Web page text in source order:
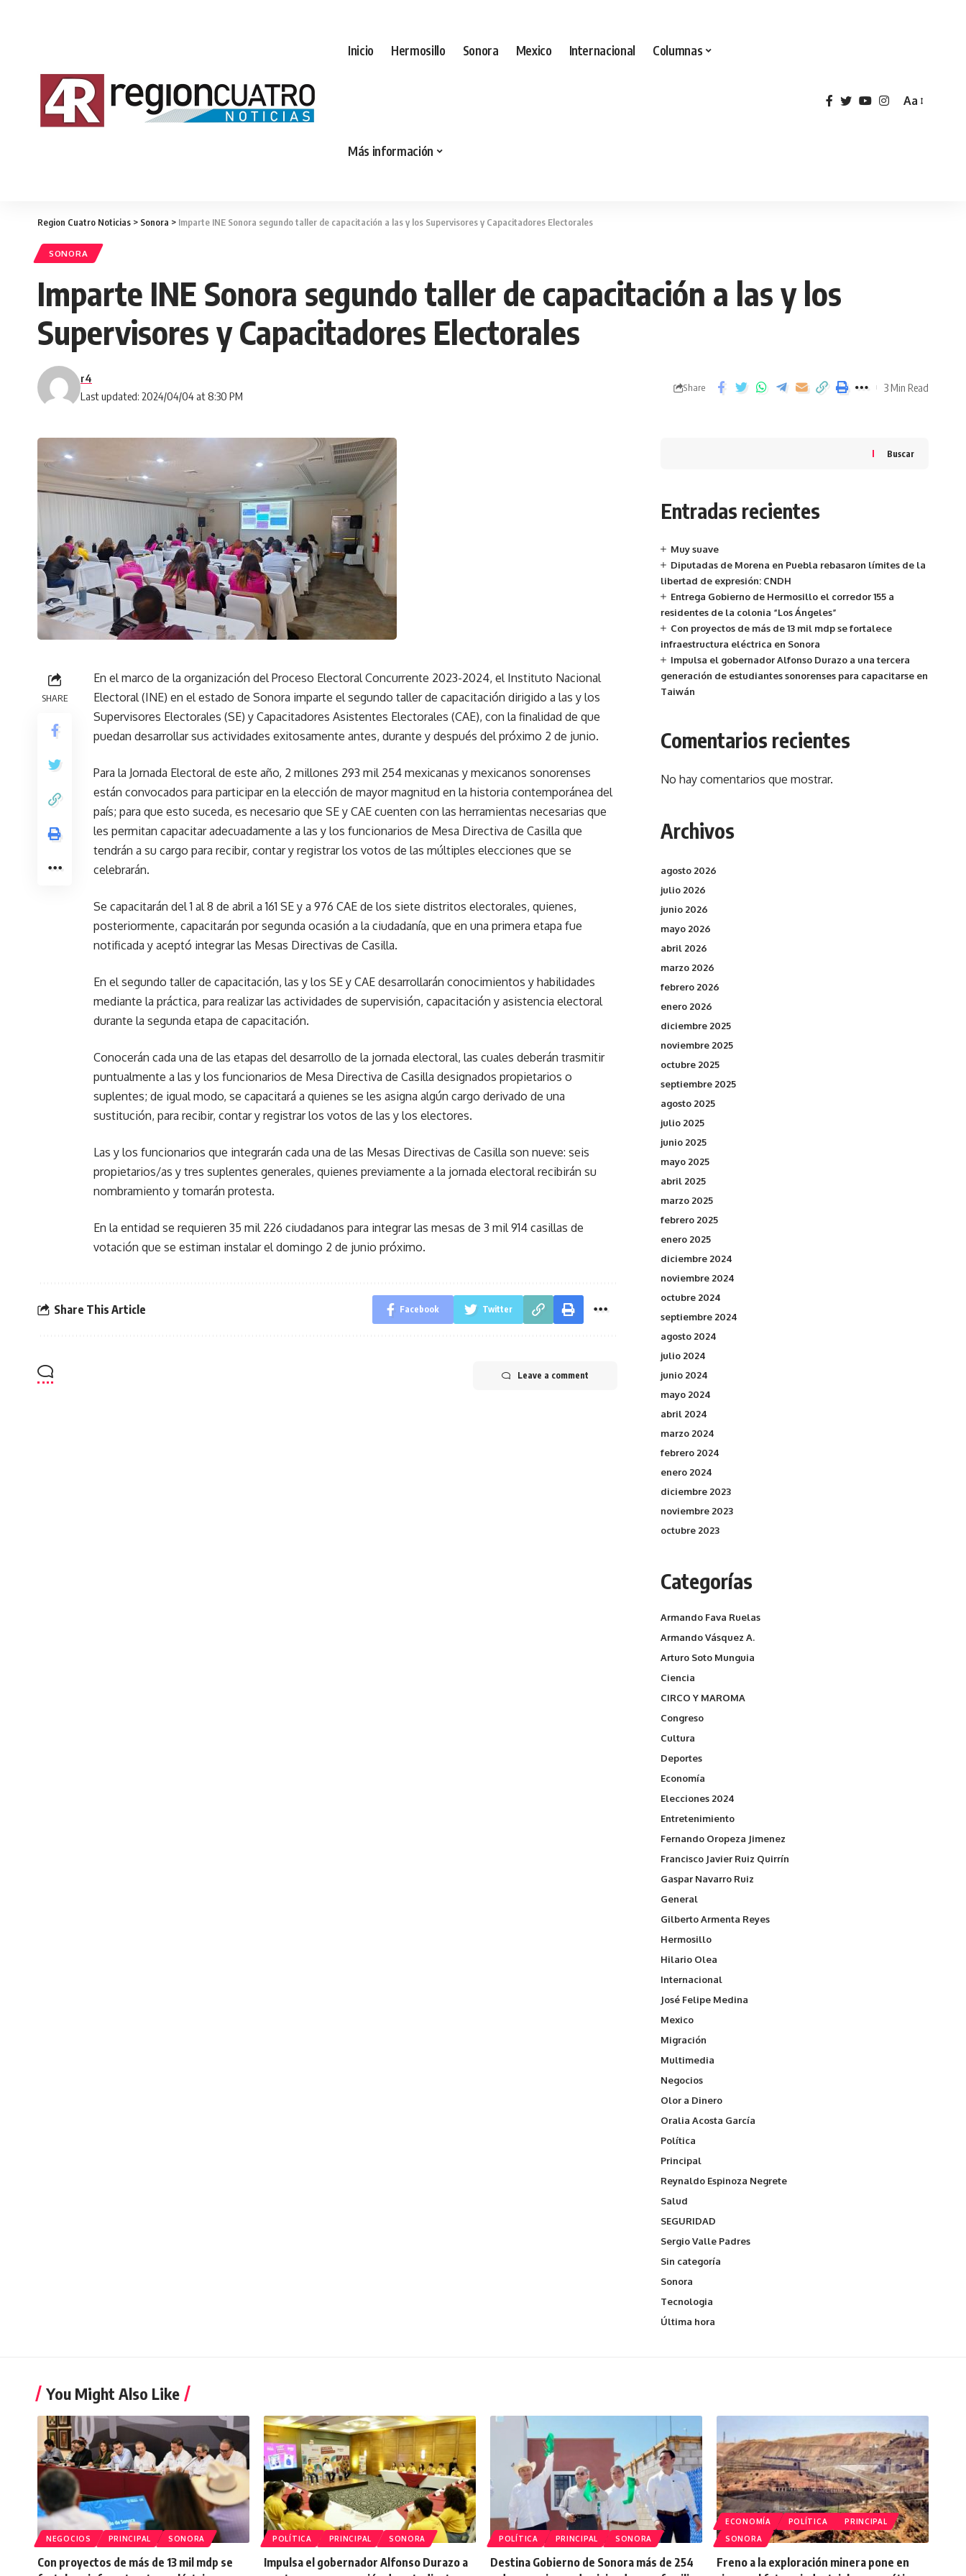
Inicio Hermosillo Sonora Mexico Internacional Columnas
Más información
Aa
Region Cuatro Noticias > Sonora > Imparte INE Sonora segundo taller de capacitación a las y los Supervisores y Capacitadores Electorales
SONORA
Imparte INE Sonora segundo taller de capacitación a las y los
Supervisores y Capacitadores Electorales
Last updated: 2024/04/04 at 8:30 PM
r4
Share 3 Min Read
SHARE
En el marco de la organización del Proceso Electoral Concurrente 2023-2024, el Instituto Nacional
Electoral (INE) en el estado de Sonora imparte el segundo taller de capacitación dirigido a las y los
Supervisores Electorales (SE) y Capacitadores Asistentes Electorales (CAE), con la finalidad de que
puedan desarrollar sus actividades exitosamente antes, durante y después del próximo 2 de junio.
Para la Jornada Electoral de este año, 2 millones 293 mil 254 mexicanas y mexicanos sonorenses
están convocados para participar en la elección de mayor magnitud en la historia contemporánea del
país; para que esto suceda, es necesario que SE y CAE cuenten con las herramientas necesarias que
les permitan capacitar adecuadamente a las y los funcionarios de Mesa Directiva de Casilla que
tendrán a su cargo para recibir, contar y registrar los votos de las múltiples elecciones que se
celebrarán.
Se capacitarán del 1 al 8 de abril a 161 SE y a 976 CAE de los siete distritos electorales, quienes,
posteriormente, capacitarán por segunda ocasión a la ciudadanía, que en una primera etapa fue
notificada y aceptó integrar las Mesas Directivas de Casilla.
En el segundo taller de capacitación, las y los SE y CAE desarrollarán conocimientos y habilidades
mediante la práctica, para realizar las actividades de supervisión, capacitación y asistencia electoral
durante la segunda etapa de capacitación.
Conocerán cada una de las etapas del desarrollo de la jornada electoral, las cuales deberán trasmitir
puntualmente a las y los funcionarios de Mesa Directiva de Casilla designados propietarios o
suplentes; de igual modo, se capacitará a quienes se les asigna algún cargo derivado de una
sustitución, para recibir, contar y registrar los votos de las y los electores.
Las y los funcionarios que integrarán cada una de las Mesas Directivas de Casilla son nueve: seis
propietarios/as y tres suplentes generales, quienes previamente a la jornada electoral recibirán su
nombramiento y tomarán protesta.
En la entidad se requieren 35 mil 226 ciudadanos para integrar las mesas de 3 mil 914 casillas de
votación que se estiman instalar el domingo 2 de junio próximo.
Share This Article Facebook Twitter
Leave a comment
Buscar
Entradas recientes
Muy suave
Diputadas de Morena en Puebla rebasaron límites de la
libertad de expresión: CNDH
Entrega Gobierno de Hermosillo el corredor 155 a
residentes de la colonia “Los Ángeles”
Con proyectos de más de 13 mil mdp se fortalece
infraestructura eléctrica en Sonora
Impulsa el gobernador Alfonso Durazo a una tercera
generación de estudiantes sonorenses para capacitarse en
Taiwán
Comentarios recientes
No hay comentarios que mostrar.
Archivos
agosto 2026
julio 2026
junio 2026
mayo 2026
abril 2026
marzo 2026
febrero 2026
enero 2026
diciembre 2025
noviembre 2025
octubre 2025
septiembre 2025
agosto 2025
julio 2025
junio 2025
mayo 2025
abril 2025
marzo 2025
febrero 2025
enero 2025
diciembre 2024
noviembre 2024
octubre 2024
septiembre 2024
agosto 2024
julio 2024
junio 2024
mayo 2024
abril 2024
marzo 2024
febrero 2024
enero 2024
diciembre 2023
noviembre 2023
octubre 2023
Categorías
Armando Fava Ruelas
Armando Vásquez A.
Arturo Soto Munguia
Ciencia
CIRCO Y MAROMA
Congreso
Cultura
Deportes
Economía
Elecciones 2024
Entretenimiento
Fernando Oropeza Jimenez
Francisco Javier Ruiz Quirrín
Gaspar Navarro Ruiz
General
Gilberto Armenta Reyes
Hermosillo
Hilario Olea
Internacional
José Felipe Medina
Mexico
Migración
Multimedia
Negocios
Olor a Dinero
Oralia Acosta García
Política
Principal
Reynaldo Espinoza Negrete
Salud
SEGURIDAD
Sergio Valle Padres
Sin categoría
Sonora
Tecnologia
Última hora
You Might Also Like
NEGOCIOS PRINCIPAL SONORA
Con proyectos de más de 13 mil mdp se
POLÍTICA PRINCIPAL SONORA
Impulsa el gobernador Alfonso Durazo a
POLÍTICA PRINCIPAL SONORA
Destina Gobierno de Sonora más de 254
ECONOMÍA POLÍTICA
PRINCIPAL
SONORA
Freno a la exploración minera pone en